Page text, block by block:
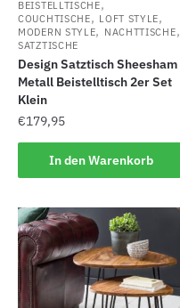
BEISTELLTISCHE,
COUCHTISCHE, LOFT STYLE,
MODERN STYLE, NACHTTISCHE,
SATZTISCHE
Design Satztisch Sheesham
Metall Beistelltisch 2er Set
Klein
€179,95
In den Warenkorb